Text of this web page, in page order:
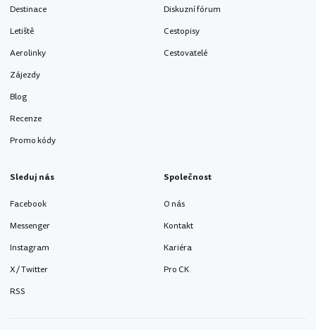
Destinace
Letiště
Aerolinky
Zájezdy
Blog
Recenze
Promo kódy
Diskuzní fórum
Cestopisy
Cestovatelé
Sleduj nás
Facebook
Messenger
Instagram
X / Twitter
RSS
Společnost
O nás
Kontakt
Kariéra
Pro CK